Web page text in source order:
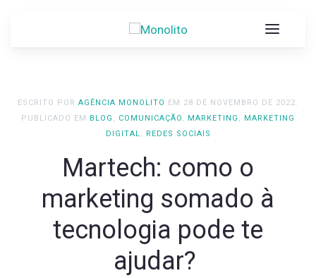
ESCRITO POR AGÊNCIA MONOLITO EM 28 DE NOVEMBRO DE 2022.
PUBLICADO EM BLOG , COMUNICAÇÃO, MARKETING , MARKETING
DIGITAL, REDES SOCIAIS
Martech: como o
marketing somado à
tecnologia pode te
ajudar?